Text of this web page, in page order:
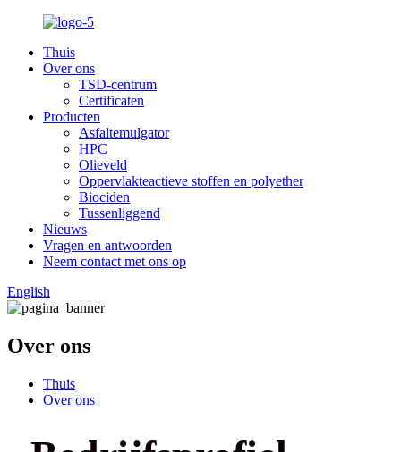
Thuis
Over ons
TSD-centrum
Certificaten
Producten
Asfaltemulgator
HPC
Olieveld
Oppervlakteactieve stoffen en polyether
Biociden
Tussenliggend
Nieuws
Vragen en antwoorden
Neem contact met ons op
English
Over ons
Thuis
Over ons